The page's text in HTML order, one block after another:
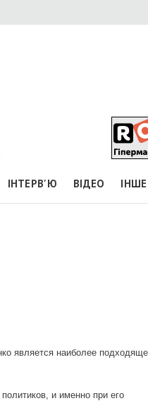
ІНТЕРВ'Ю ВІДЕО ІНШЕ
является наиболее
и именно при его